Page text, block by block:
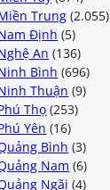
Trung (2.055)
Định (5)
An (136)
Bình (696)
Thuận (9)
Thọ (253)
Yên (16)
Bình (3)
Nam (6)
Ngãi (4)